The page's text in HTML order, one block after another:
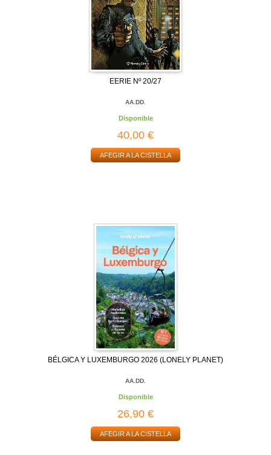
EERIE Nº 20/27
AA.DD.
Disponible
40,00 €
AFEGIR A LA CISTELLA
BÉLGICA Y LUXEMBURGO 2026 (LONELY PLANET)
AA.DD.
Disponible
26,90 €
AFEGIR A LA CISTELLA